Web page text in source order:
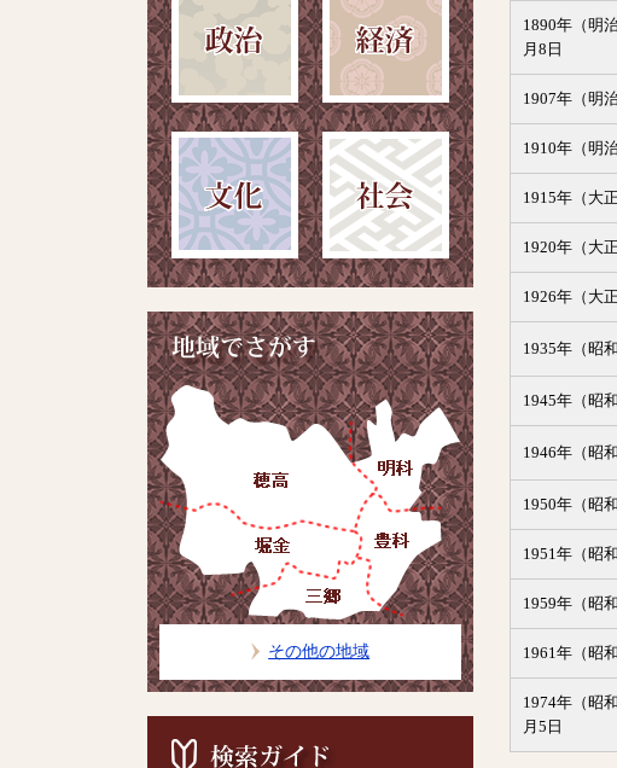
1890年（明
月8日
1907年（明治
1910年（明治
1915年（大正
1920年（大正
1926年（大正
1935年（昭和
1945年（昭和
1946年（昭和
1950年（昭和
1951年（昭和
1959年（昭和
1961年（昭和
1974年（昭
月5日
その他の地域